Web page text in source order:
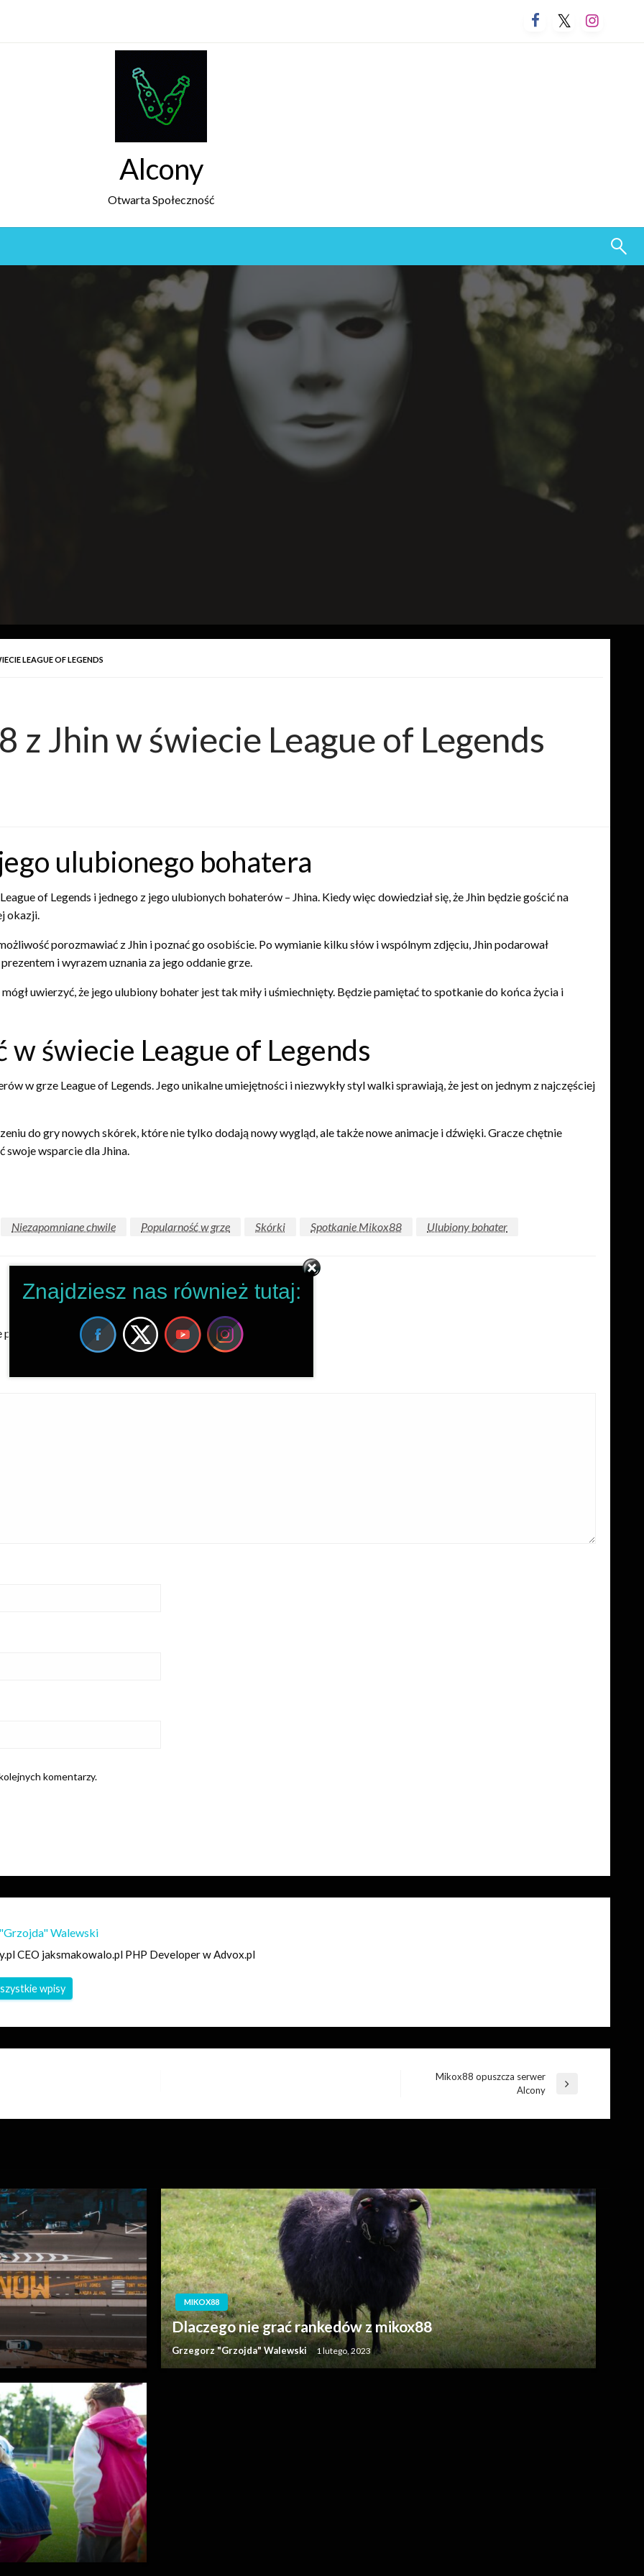
Alcony
Otwarta Społeczność
LEAGUE OF LEGENDS
z Jhin w świecie League of Legends
ulubionego bohatera
of Legends i jednego z jego ulubionych bohaterów – Jhina. Kiedy więc dowiedział się, że Jhin będzie gościć na
okazji.
porozmawiać z Jhin i poznać go osobiście. Po wymianie kilku słów i wspólnym zdjęciu, Jhin podarował
i wyrazem uznania za jego oddanie grze.
uwierzyć, że jego ulubiony bohater jest tak miły i uśmiechnięty. Będzie pamiętać to spotkanie do końca życia i
świecie League of Legends
w grze League of Legends. Jego unikalne umiejętności i niezwykły styl walki sprawiają, że jest on jednym z najczęściej
do gry nowych skórek, które nie tylko dodają nowy wygląd, ale także nowe animacje i dźwięki. Gracze chętnie
swoje wsparcie dla Jhina.
Niezapomniane chwile Popularność w grze Skórki Spotkanie Mikox88
Ulubiony bohater
pola są oznaczone*
komentarzy.
Walewski
CEO jaksmakowalo.pl PHP Developer w Advox.pl
wpisy
Mikox88 opuszcza serwer
Alcony
MIKOX88
Dlaczego nie grać rankedów z mikox88
Grzegorz "Grzojda" Walewski 1 lutego, 2023
Znajdziesz nas również tutaj: